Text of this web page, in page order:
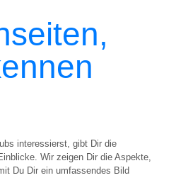
interessierst, gibt Dir die
Wir zeigen Dir die Aspekte,
Du Dir ein umfassendes Bild